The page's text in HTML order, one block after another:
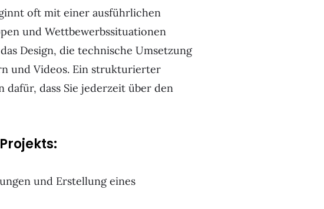
oft mit einer ausführlichen
und Wettbewerbssituationen
Design, die technische Umsetzung
und Videos. Ein strukturierter
dass Sie jederzeit über den
und Erstellung eines